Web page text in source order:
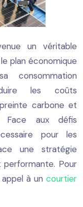
un véritable
plan économique
consommation
les coûts
carbone et
Face aux défis
pour les
une stratégie
Pour
à un courtier